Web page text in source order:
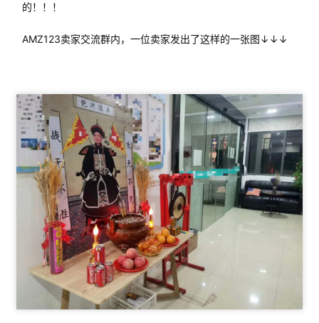
的！！！
AMZ123卖家交流群内，一位卖家发出了这样的一张图↓↓↓